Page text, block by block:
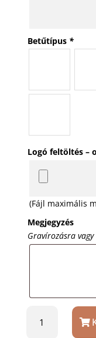
Betűtípus *
Logó feltöltés –
(Fájl maximális
Megjegyzés
Gravírozásra